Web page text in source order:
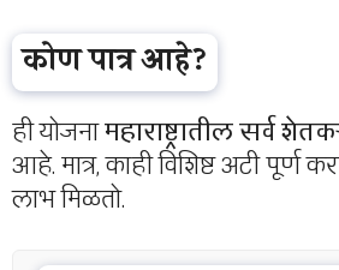
कोण पात्र आहे?
ही योजनामहाराष्ट्रातील सर्व
आहे. मात्र, काही विशिष्ट अटी पूर्ण
लाभ मिळतो.